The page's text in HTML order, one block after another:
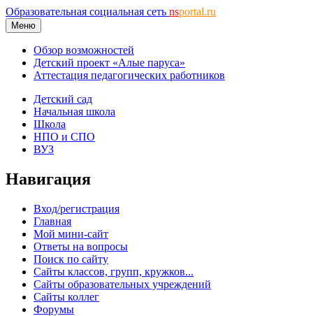
Образовательная социальная сеть nsportal.ru
Меню
Обзор возможностей
Детский проект «Алые паруса»
Аттестация педагогических работников
Детский сад
Начальная школа
Школа
НПО и СПО
ВУЗ
Навигация
Вход/регистрация
Главная
Мой мини-сайт
Ответы на вопросы
Поиск по сайту
Сайты классов, групп, кружков...
Сайты образовательных учреждений
Сайты коллег
Форумы